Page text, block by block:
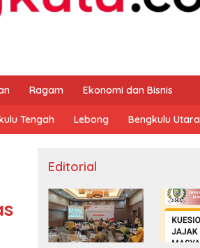
Ragam Ekonomi dan Bisnis
Tengah Lebong Bengkulu Utara
Editorial